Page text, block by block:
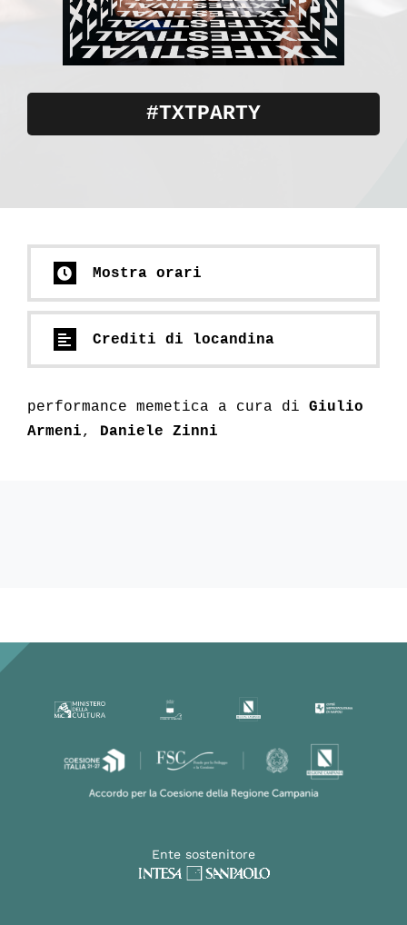
#TXTPARTY
Mostra orari
Crediti di locandina
performance memetica a cura di Giulio
Armeni, Daniele Zinni
Ente sostenitore